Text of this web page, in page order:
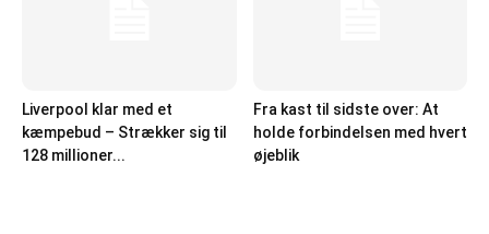
Liverpool klar med et
kæmpebud – Strækker sig til
128 millioner...
Fra kast til sidste over: At
holde forbindelsen med hvert
øjeblik